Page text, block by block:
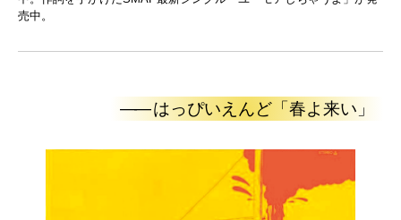
売中。
—— はっぴいえんど「春よ来い」